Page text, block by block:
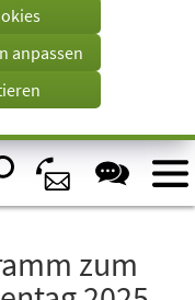
anpassen
zum